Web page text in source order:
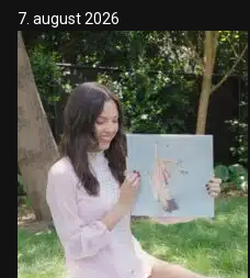
7. august 2026